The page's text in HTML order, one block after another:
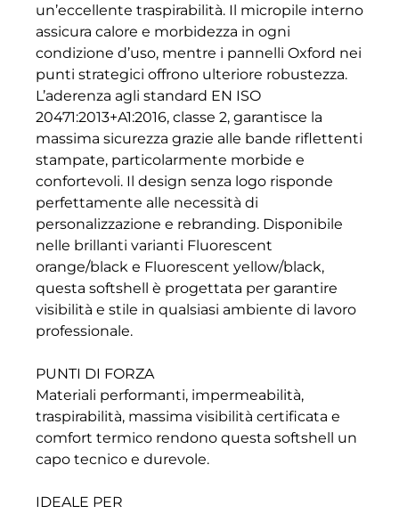
un’eccellente traspirabilità. Il micropile interno
assicura calore e morbidezza in ogni
condizione d’uso, mentre i pannelli Oxford nei
punti strategici offrono ulteriore robustezza.
L’aderenza agli standard EN ISO
20471:2013+A1:2016, classe 2, garantisce la
massima sicurezza grazie alle bande riflettenti
stampate, particolarmente morbide e
confortevoli. Il design senza logo risponde
perfettamente alle necessità di
personalizzazione e rebranding. Disponibile
nelle brillanti varianti Fluorescent
orange/black e Fluorescent yellow/black,
questa softshell è progettata per garantire
visibilità e stile in qualsiasi ambiente di lavoro
professionale.
PUNTI DI FORZA
Materiali performanti, impermeabilità,
traspirabilità, massima visibilità certificata e
comfort termico rendono questa softshell un
capo tecnico e durevole.
IDEALE PER